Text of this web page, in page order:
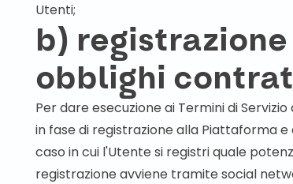
Utenti;
b)
obblighi
Per dare esecuzione ai Termini di
in fase di registrazione alla Piattaforma
caso in cui l'Utente si registri quale
registrazione avviene tramite social